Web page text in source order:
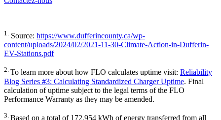
1. Source: https://www.dufferincounty.ca/wp-
content/uploads/2024/02/2021-11-30-Climate-Action-in-Dufferin-
EV-Stations.pdf
2. To learn more about how FLO calculates uptime visit: Reliability
Blog Series #3: Calculating Standardized Charger Uptime. Final
calculation of uptime subject to the legal terms of the FLO
Performance Warranty as they may be amended.
3. Based on a total of 172,954 kWh of energy transferred from all